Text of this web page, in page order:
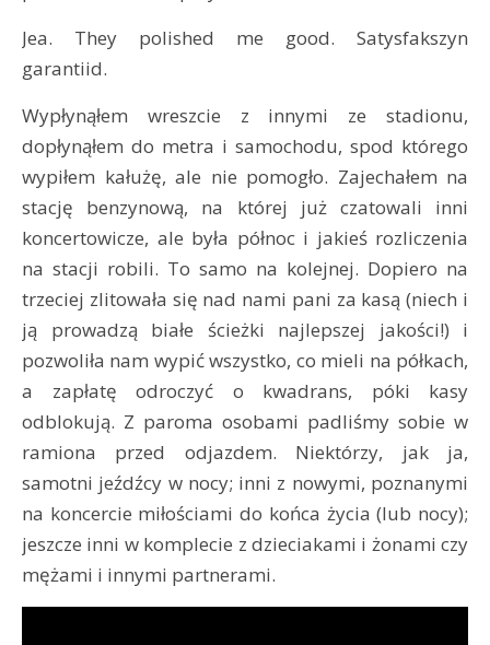
Jea. They polished me good. Satysfakszyn
garantiid.
Wypłynąłem wreszcie z innymi ze stadionu,
dopłynąłem do metra i samochodu, spod którego
wypiłem kałużę, ale nie pomogło. Zajechałem na
stację benzynową, na której już czatowali inni
koncertowicze, ale była północ i jakieś rozliczenia
na stacji robili. To samo na kolejnej. Dopiero na
trzeciej zlitowała się nad nami pani za kasą (niech i
ją prowadzą białe ścieżki najlepszej jakości!) i
pozwoliła nam wypić wszystko, co mieli na półkach,
a zapłatę odroczyć o kwadrans, póki kasy
odblokują. Z paroma osobami padliśmy sobie w
ramiona przed odjazdem. Niektórzy, jak ja,
samotni jeźdźcy w nocy; inni z nowymi, poznanymi
na koncercie miłościami do końca życia (lub nocy);
jeszcze inni w komplecie z dzieciakami i żonami czy
mężami i innymi partnerami.